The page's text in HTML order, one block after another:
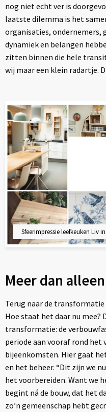
nog niet echt ver is
laatste dilemma is het
organisaties, ondernemers,
dynamiek en belangen
zitten binnen die hele
wij maar een klein radartje.
Sfeerimpressie leefkeuken Liv
Meer dan
Terug naar de
Hoe staat het daar nu mee?
transformatie: de
periode aan vooraf rond het
bijeenkomsten. Hier gaat
en het beheer. “Dit zijn we
het voorbereiden. Want we
begint ná de bouw, dat het
zo’n gemeenschap hebt